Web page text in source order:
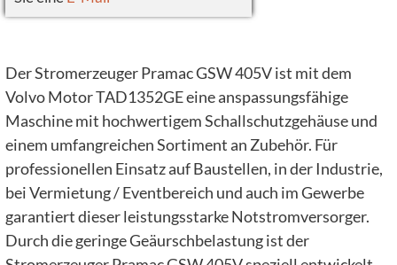
Der Stromerzeuger Pramac GSW 405V ist mit dem
Volvo Motor TAD1352GE eine anspassungsfähige
Maschine mit hochwertigem Schallschutzgehäuse und
einem umfangreichen Sortiment an Zubehör. Für
professionellen Einsatz auf Baustellen, in der Industrie,
bei Vermietung / Eventbereich und auch im Gewerbe
garantiert dieser leistungsstarke Notstromversorger.
Durch die geringe Geäurschbelastung ist der